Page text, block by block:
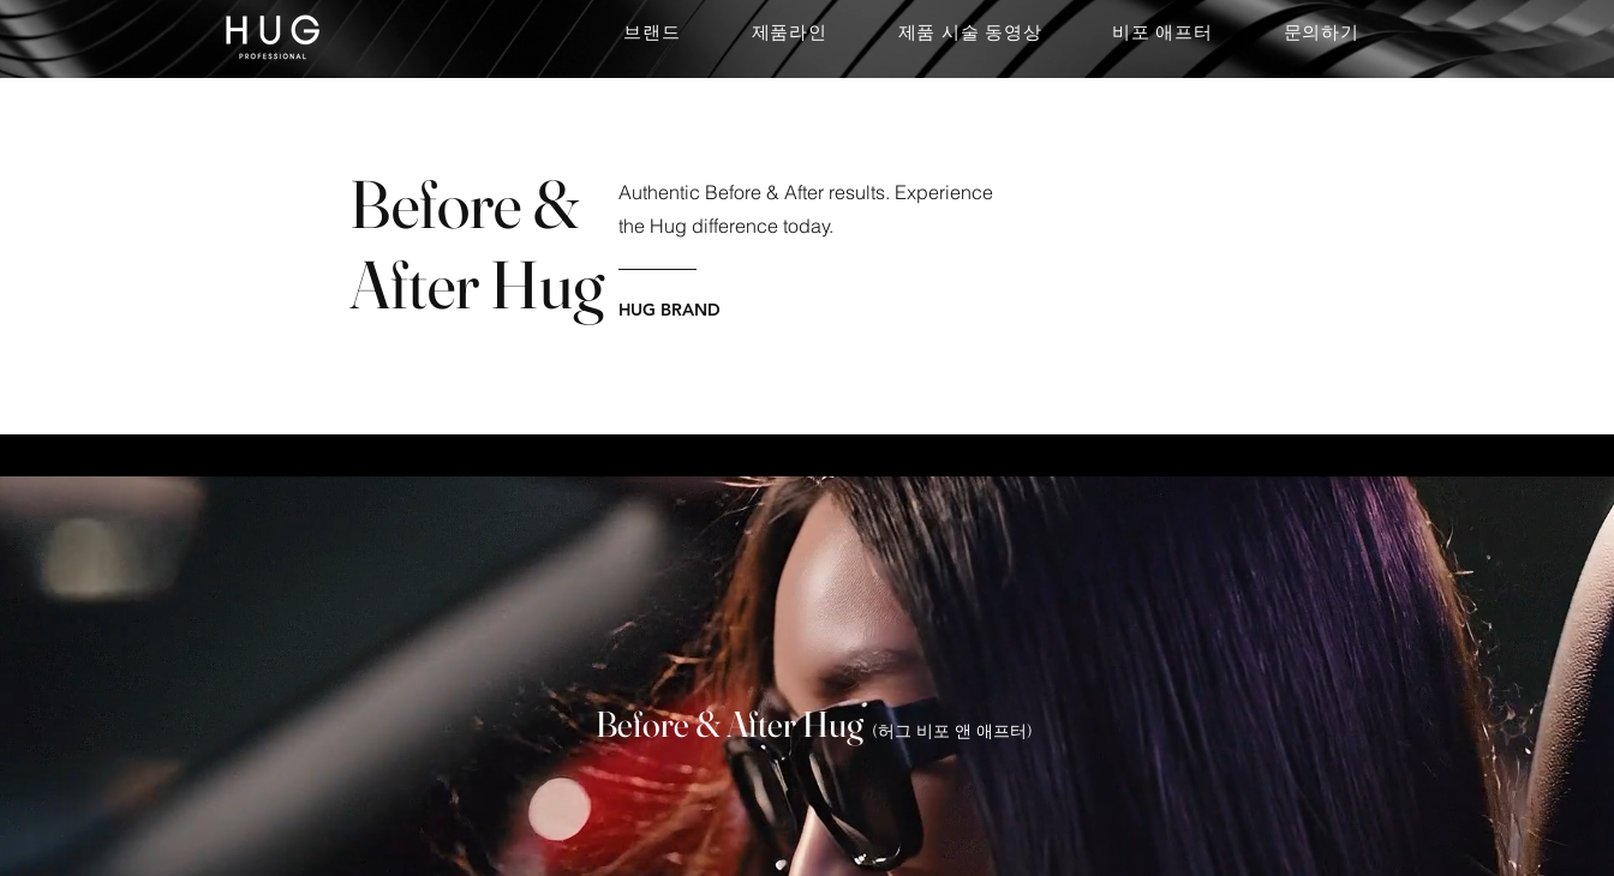
브랜드 제품라인 제품 시술 동영상 비포 애프터 문의하기
Before &
After Hug
Authentic Before & After results. Experience
the Hug difference today.
HUG BRAND
Before & After Hug (허그 비포 앤 애프터)